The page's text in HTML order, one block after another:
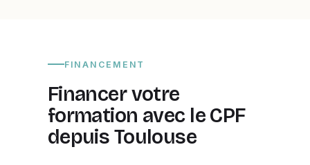
FINANCEMENT
Financer votre
formation avec le CPF
depuis Toulouse